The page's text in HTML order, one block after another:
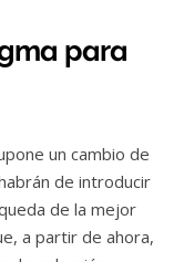
para
un cambio de
de introducir
de la mejor
a partir de ahora,